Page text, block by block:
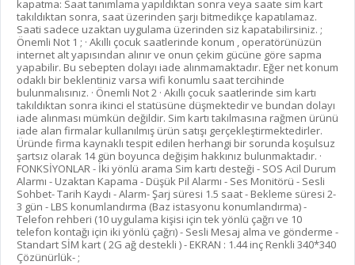
kapatma: Saat tanımlama yapıldıktan sonra veya saate sim kart
takıldıktan sonra, saat üzerinden şarjı bitmedikçe kapatılamaz.
Saati sadece uzaktan uygulama üzerinden siz kapatabilirsiniz. ;
Önemli Not 1 ; · Akıllı çocuk saatlerinde konum , operatörünüzün
internet alt yapısından alınır ve onun çekim gücüne göre sapma
yapabilir. Bu sebepten dolayı iade alınmamaktadır. Eğer net konum
odaklı bir beklentiniz varsa wifi konumlu saat tercihinde
bulunmalısınız. · Önemli Not 2 · Akıllı çocuk saatlerinde sim kartı
takıldıktan sonra ikinci el statüsüne düşmektedir ve bundan dolayı
iade alınması mümkün değildir. Sim kartı takılmasına rağmen ürünü
iade alan firmalar kullanılmış ürün satışı gerçekleştirmektedirler.
Üründe firma kaynaklı tespit edilen herhangi bir sorunda koşulsuz
şartsız olarak 14 gün boyunca değişim hakkınız bulunmaktadır. ·
FONKSİYONLAR - İki yönlü arama Sim kartı desteği - SOS Acil Durum
Alarmı - Uzaktan Kapama - Düşük Pil Alarmı - Ses Monitörü - Sesli
Sohbet- Tarih Kaydı - Alarm- Şarj süresi 1.5 saat - Bekleme süresi 2-
3 gün - LBS konumlandırma (Baz istasyonu konumlandırma) -
Telefon rehberi (10 uygulama kişisi için tek yönlü çağrı ve 10
telefon kontağı için iki yönlü çağrı) - Sesli Mesaj alma ve gönderme -
Standart SİM kart ( 2G ağ destekli ) - EKRAN : 1.44 inç Renkli 340*340
Çözünürlük- ;